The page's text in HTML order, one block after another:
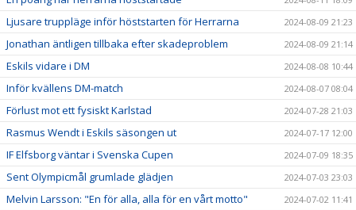
Ljusare truppläge inför höststarten för Herrarna 2024-08-09 21:23
Jonathan äntligen tillbaka efter skadeproblem 2024-08-09 21:14
Eskils vidare i DM 2024-08-08 10:44
Inför kvällens DM-match 2024-08-07 08:04
Förlust mot ett fysiskt Karlstad 2024-07-28 21:03
Rasmus Wendt i Eskils säsongen ut 2024-07-17 12:00
IF Elfsborg väntar i Svenska Cupen 2024-07-09 18:35
Sent Olympicmål grumlade glädjen 2024-07-03 23:03
Melvin Larsson: "En för alla, alla för en vårt motto" 2024-07-02 11:41